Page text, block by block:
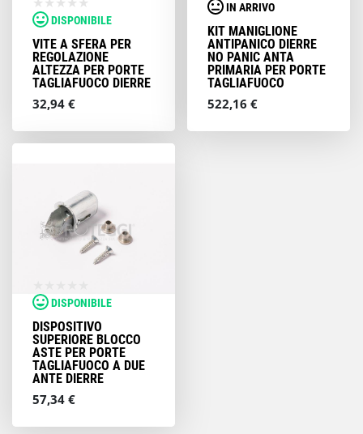
DISPONIBILE
VITE A SFERA PER
REGOLAZIONE
ALTEZZA PER PORTE
TAGLIAFUOCO DIERRE
32,94 €
IN ARRIVO
KIT MANIGLIONE
ANTIPANICO DIERRE
NO PANIC ANTA
PRIMARIA PER PORTE
TAGLIAFUOCO
522,16 €
DISPONIBILE
DISPOSITIVO
SUPERIORE BLOCCO
ASTE PER PORTE
TAGLIAFUOCO A DUE
ANTE DIERRE
57,34 €